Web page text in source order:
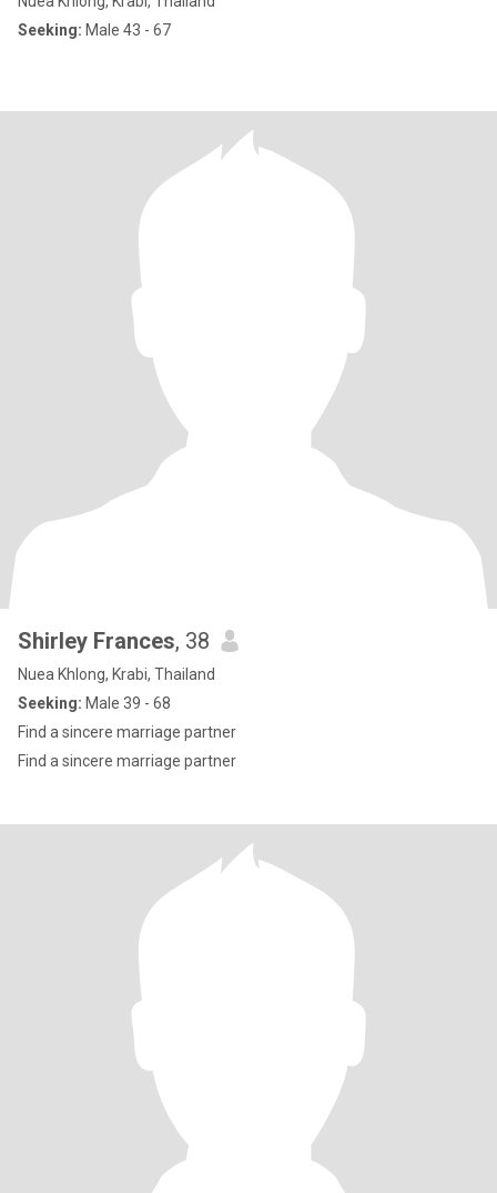
Seeking: Male 43 - 67
Shirley Frances, 38
Nuea Khlong, Krabi, Thailand
Seeking: Male 39 - 68
Find a sincere marriage partner
Find a sincere marriage partner